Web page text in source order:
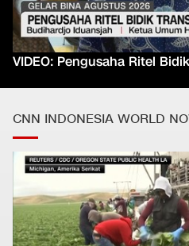
VIDEO: Pengusaha Ritel
CNN INDONESIA WORLD